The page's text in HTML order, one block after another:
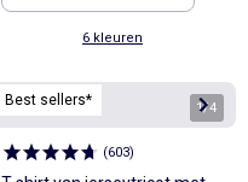
6 kleuren
Best sellers* 1/4
(603)